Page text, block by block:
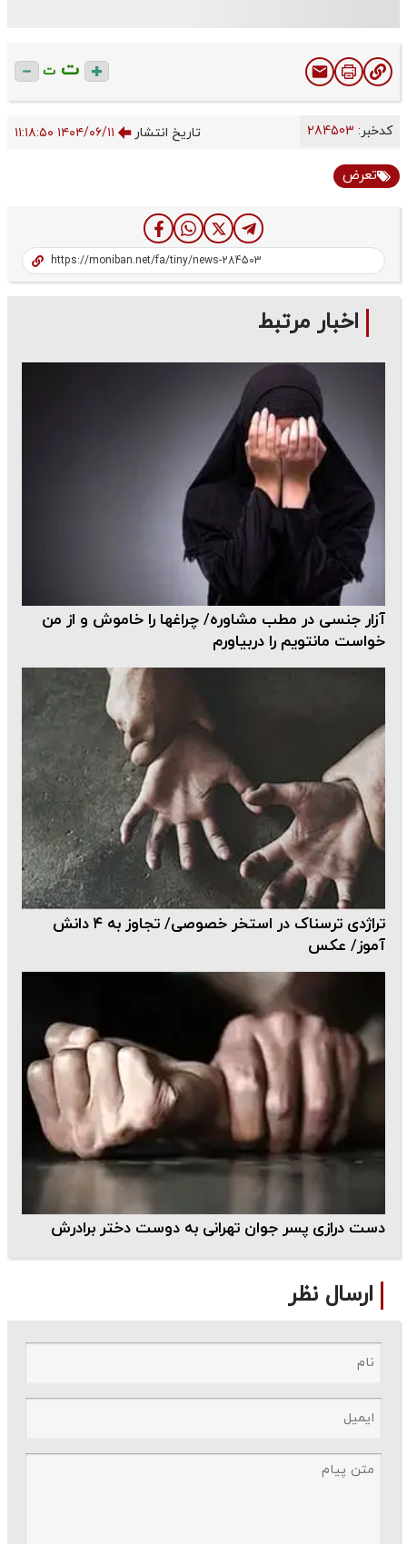
ت ت
کدخبر: تاریخ انتشار ۱۴۰۴/۰۶/۱۱ ۱۱:۱۸:۵۰
تعرض
اخبار مرتبط
آزار جنسی در مطب‌ مشاوره/ چراغها را خاموش و از من
خواست مانتویم را دربیاورم
تراژدی ترسناک در استخر خصوصی/ تجاوز به ۴ دانش
آموز/ عکس
دست درازی پسر جوان تهرانی به دوست دختر برادرش
ارسال نظر